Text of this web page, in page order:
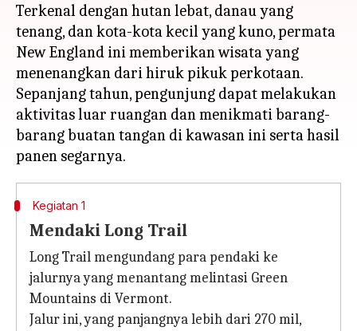
Terkenal dengan hutan lebat, danau yang
tenang, dan kota-kota kecil yang kuno, permata
New England ini memberikan wisata yang
menenangkan dari hiruk pikuk perkotaan.
Sepanjang tahun, pengunjung dapat melakukan
aktivitas luar ruangan dan menikmati barang-
barang buatan tangan di kawasan ini serta hasil
Kegiatan 1
Mendaki Long Trail
Long Trail mengundang para pendaki ke
jalurnya yang menantang melintasi Green
Mountains di Vermont.
Jalur ini, yang panjangnya lebih dari 270 mil,